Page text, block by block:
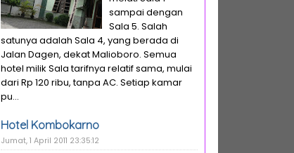
sampai dengan
Sala 5. Salah
satunya adalah Sala 4, yang berada di
Jalan Dagen, dekat Malioboro. Semua
hotel milik Sala tarifnya relatif sama, mulai
dari Rp 120 ribu, tanpa AC. Setiap kamar
pu...
Hotel Kombokarno
Jumat, 1 April 2011 23:35:12